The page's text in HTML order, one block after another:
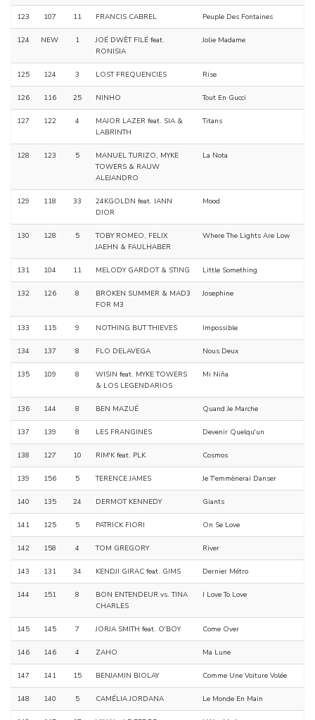
123 107 11 FRANCIS CABREL Peuple Des Fontaines
124 NEW 1
JOÉ DWÈT FILÉ feat.
RONISIA
Jolie Madame
125 124 3 LOST FREQUENCIES Rise
126 116 25 NINHO Tout En Gucci
127 122 4
MAJOR LAZER feat. SIA &
LABRINTH
Titans
128 123 5
MANUEL TURIZO, MYKE
TOWERS & RAUW
ALEJANDRO
La Nota
129 118 33
24KGOLDN feat. IANN
DIOR
Mood
130 128 5
TOBY ROMEO, FELIX
JAEHN & FAULHABER
Where The Lights Are Low
131 104 11 MELODY GARDOT & STING Little Something
132 126 8
BROKEN SUMMER & MAD3
FOR M3
Josephine
133 115 9 NOTHING BUT THIEVES Impossible
134 137 8 FLO DELAVEGA Nous Deux
135 109 8
WISIN feat. MYKE TOWERS
& LOS LEGENDARIOS
Mi Niña
136 144 8 BEN MAZUÉ Quand Je Marche
137 139 8 LES FRANGINES Devenir Quelqu'un
138 127 10 RIM'K feat. PLK Cosmos
139 156 5 TERENCE JAMES Je T'emmènerai Danser
140 135 24 DERMOT KENNEDY Giants
141 125 5 PATRICK FIORI On Se Love
142 158 4 TOM GREGORY River
143 131 34 KENDJI GIRAC feat. GIMS Dernier Métro
144 151 8
BON ENTENDEUR vs. TINA
CHARLES
I Love To Love
145 145 7 JORJA SMITH feat. O'BOY Come Over
146 146 4 ZAHO Ma Lune
147 141 15 BENJAMIN BIOLAY Comme Une Voiture Volée
148 140 5 CAMÉLIA JORDANA Le Monde En Main